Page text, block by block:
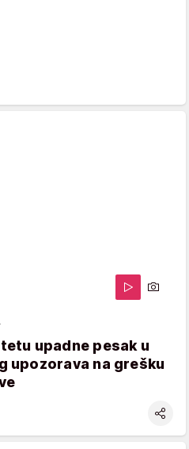
upadne pesak u
upozorava na grešku